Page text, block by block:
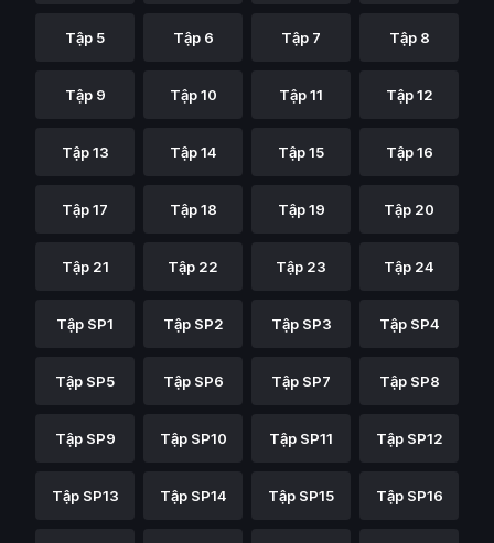
Tập 5 Tập 6 Tập 7 Tập 8
Tập 9 Tập 10 Tập 11 Tập 12
Tập 13 Tập 14 Tập 15 Tập 16
Tập 17 Tập 18 Tập 19 Tập 20
Tập 21 Tập 22 Tập 23 Tập 24
Tập SP1 Tập SP2 Tập SP3 Tập SP4
Tập SP5 Tập SP6 Tập SP7 Tập SP8
Tập SP9 Tập SP10 Tập SP11 Tập SP12
Tập SP13 Tập SP14 Tập SP15 Tập SP16